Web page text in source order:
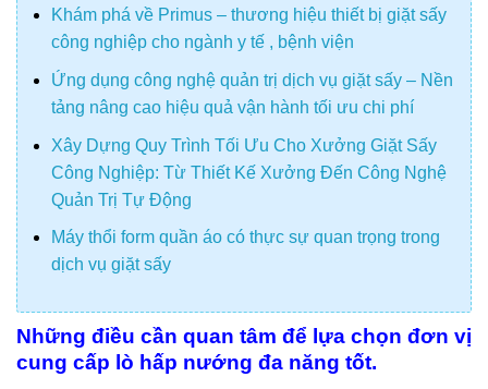
Khám phá về Primus – thương hiệu thiết bị giặt sấy
công nghiệp cho ngành y tế , bệnh viện
Ứng dụng công nghệ quản trị dịch vụ giặt sấy – Nền
tảng nâng cao hiệu quả vận hành tối ưu chi phí
Xây Dựng Quy Trình Tối Ưu Cho Xưởng Giặt Sấy
Công Nghiệp: Từ Thiết Kế Xưởng Đến Công Nghệ
Quản Trị Tự Động
Máy thổi form quần áo có thực sự quan trọng trong
dịch vụ giặt sấy
Những điều cần quan tâm để lựa chọn đơn vị
cung cấp lò hấp nướng đa năng tốt.